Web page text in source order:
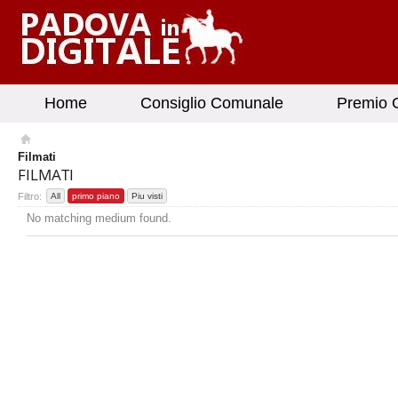
Home Consiglio Comunale Premio
Filmati
FILMATI
Filtro: All primo piano Piu visti
No matching medium found.